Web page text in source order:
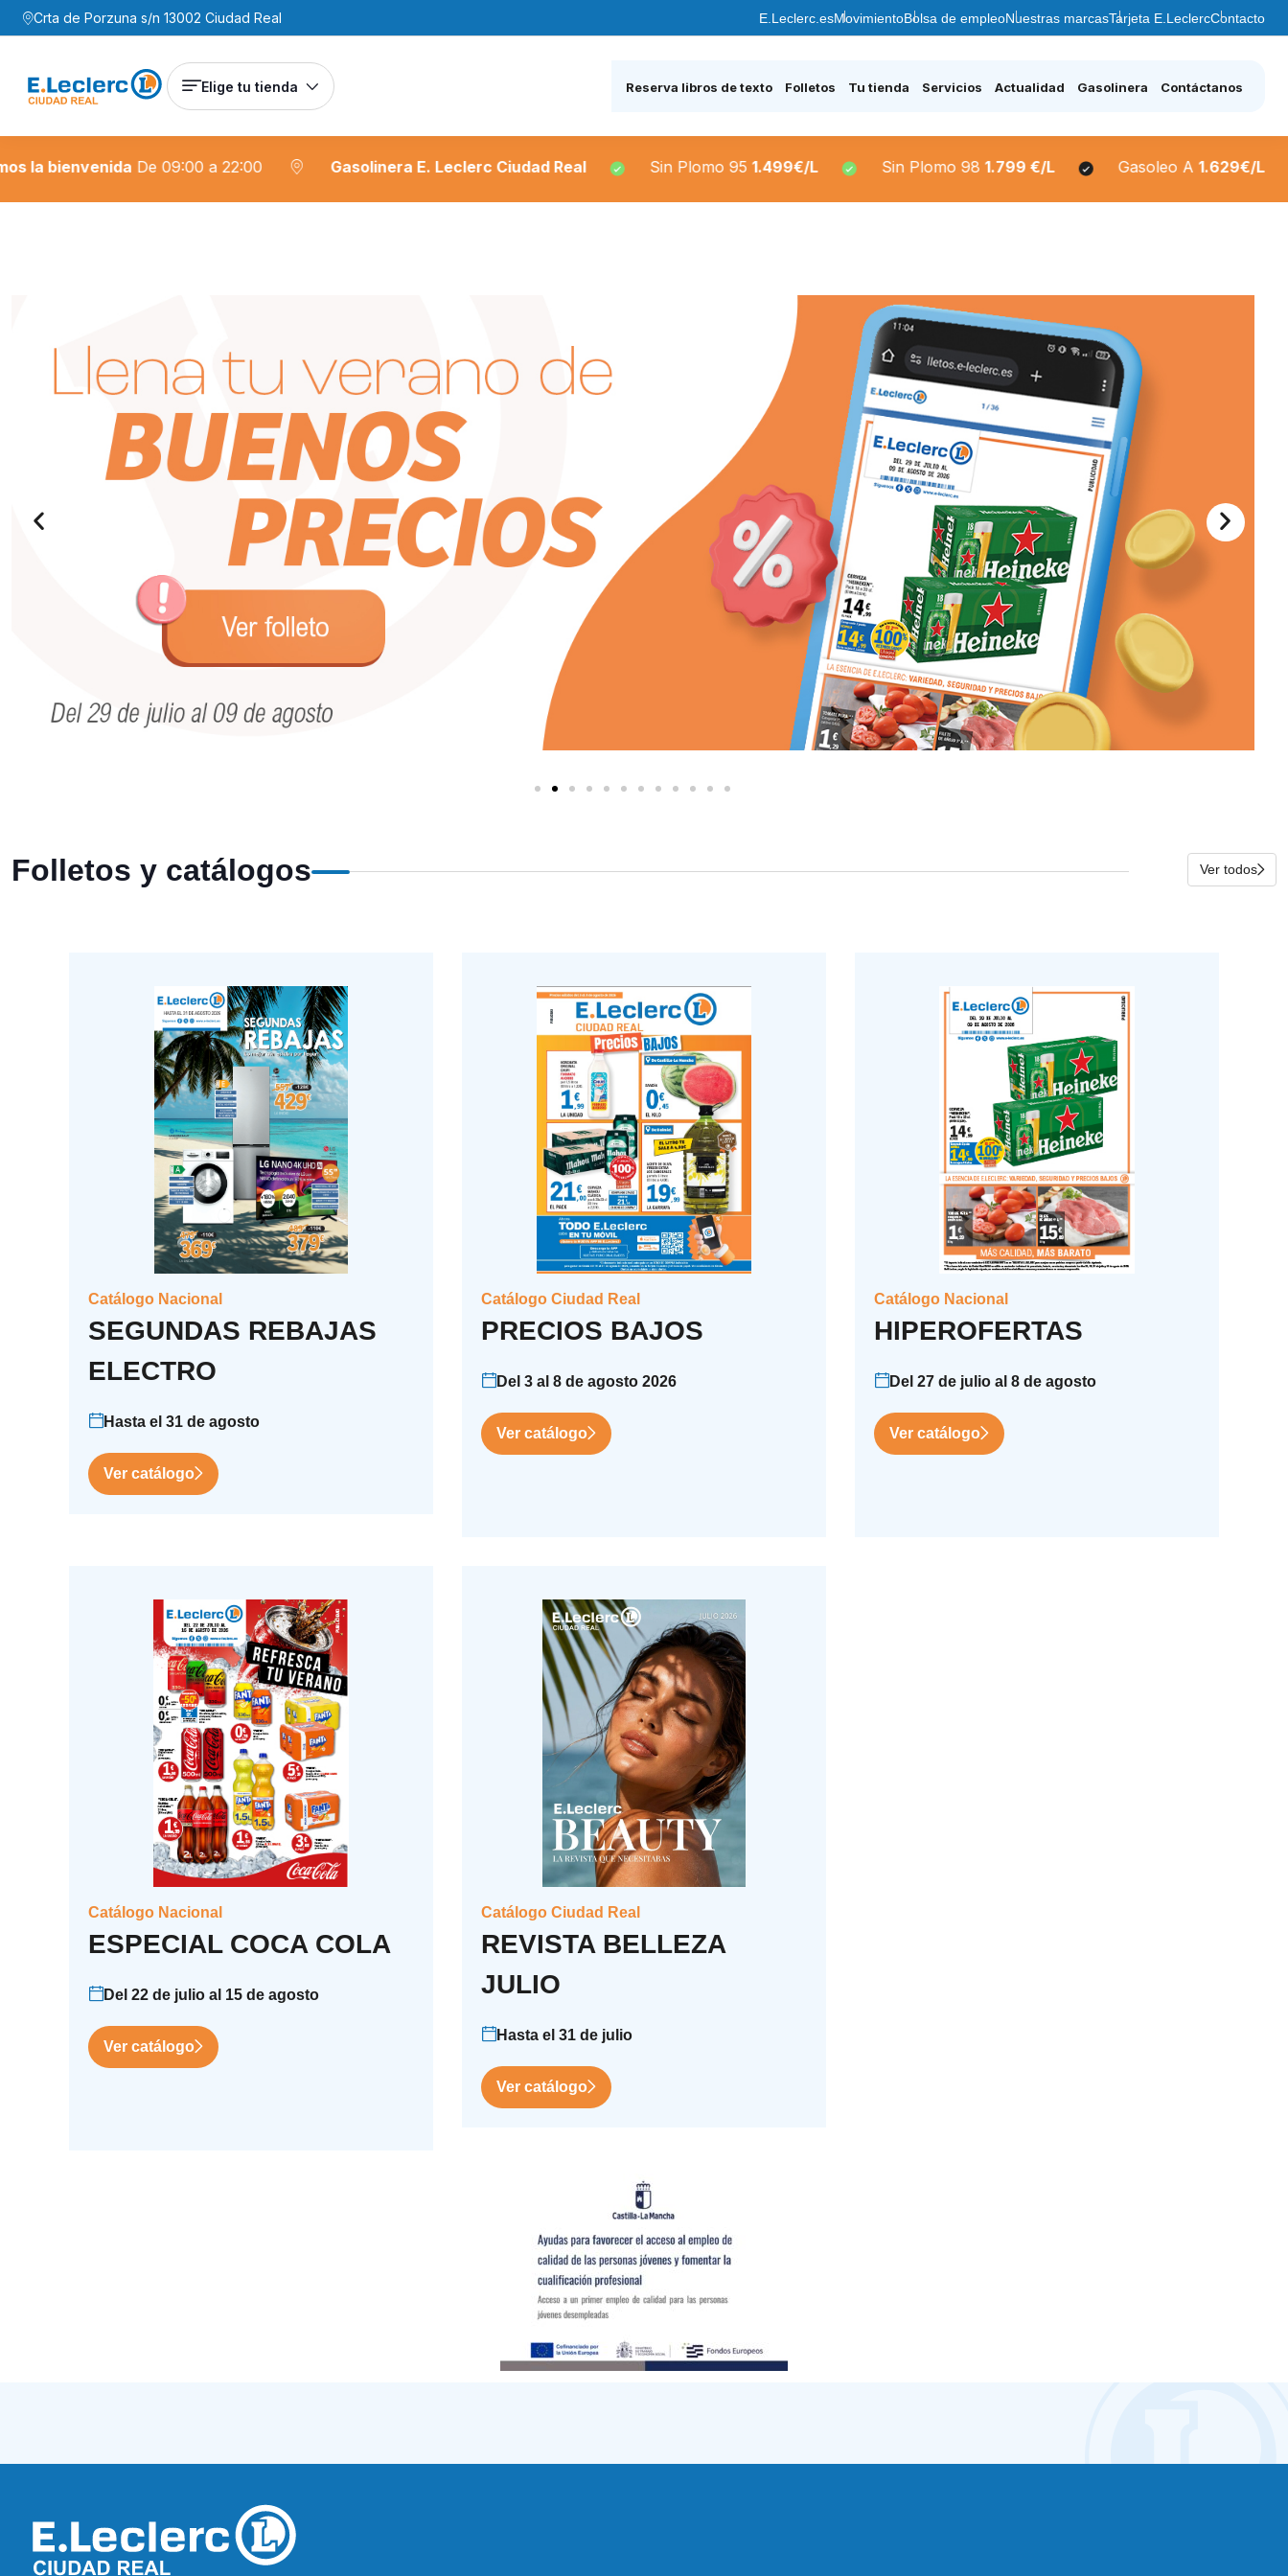
Crta de Porzuna s/n 13002 Ciudad Real E.Leclerc.esMovimientoBolsa de empleoNuestras marcasTarjeta E.LeclercContacto
Elige tu tienda Reserva libros de texto Folletos Tu tienda Servicios Actualidad Gasolinera Contáctanos
De 09:00 a 22:00 Gasolinera E. Leclerc Ciudad Real Sin Plomo 951.499€/L Sin Plomo 981.799 €/L Gasoleo A1.629€/L
Folletos y catálogos Ver todos
Catálogo Nacional
SEGUNDAS REBAJAS
ELECTRO
Hasta el 31 de agosto
Ver catálogo
Catálogo Ciudad Real
PRECIOS BAJOS
Del 3 al 8 de agosto 2026
Ver catálogo
Catálogo Nacional
HIPEROFERTAS
Del 27 de julio al 8 de agosto
Ver catálogo
Catálogo Nacional
ESPECIAL COCA COLA
Del 22 de julio al 15 de agosto
Ver catálogo
Catálogo Ciudad Real
REVISTA BELLEZA
JULIO
Hasta el 31 de julio
Ver catálogo